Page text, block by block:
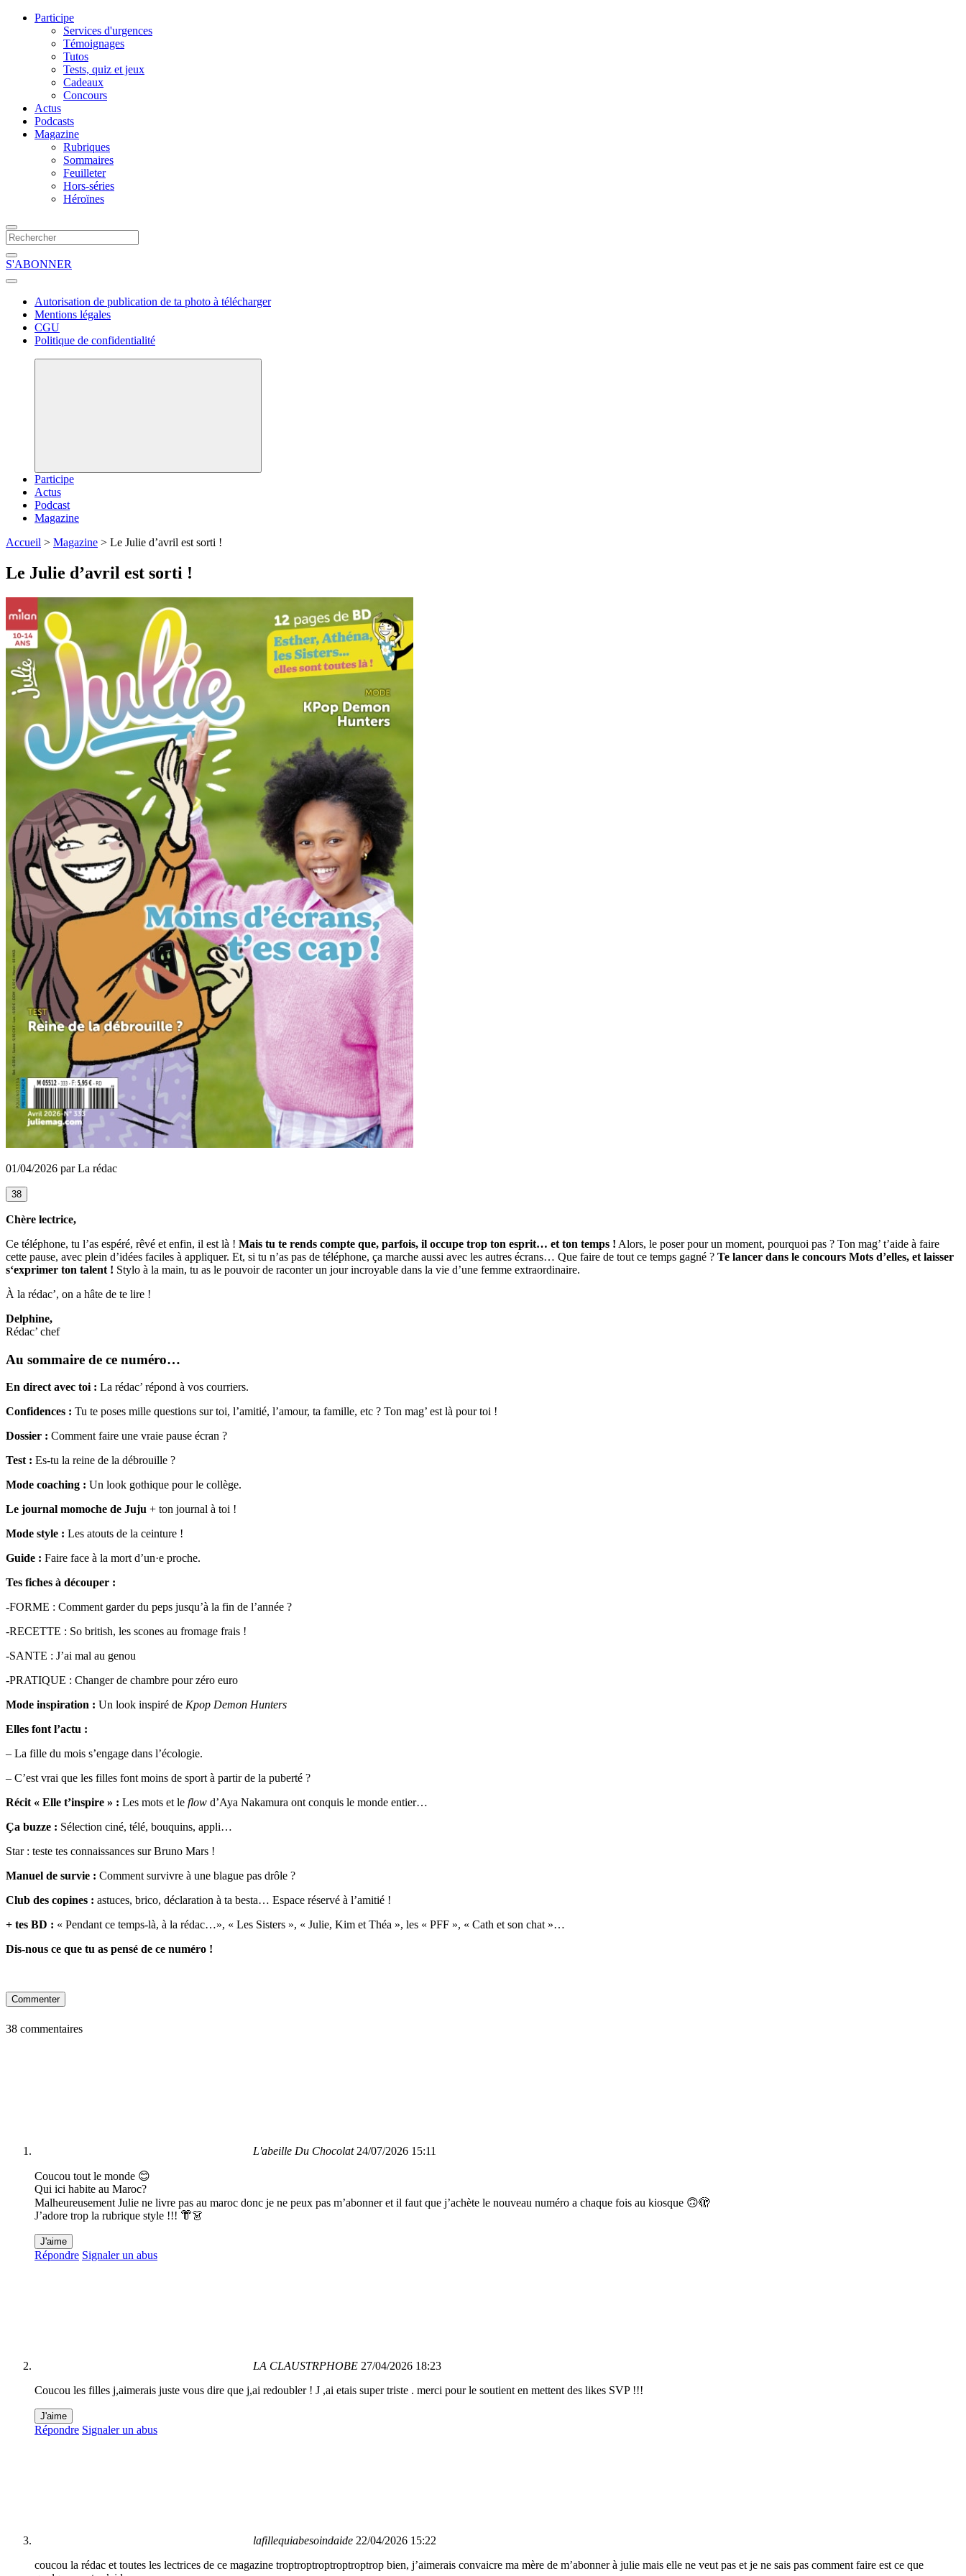
Participe
Services d'urgences
Témoignages
Tutos
Tests, quiz et jeux
Cadeaux
Concours
Actus
Podcasts
Magazine
Rubriques
Sommaires
Feuilleter
Hors-séries
Héroïnes
S'ABONNER
Autorisation de publication de ta photo à télécharger
Mentions légales
CGU
Politique de confidentialité
Participe
Actus
Podcast
Magazine
Accueil > Magazine > Le Julie d’avril est sorti !
Le Julie d’avril est sorti !
01/04/2026 par La rédac
38
Chère lectrice,
Ce téléphone, tu l’as espéré, rêvé et enfin, il est là ! Mais tu te rends compte que, parfois, il occupe trop ton esprit… et ton temps ! Alors, le poser pour un moment, pourquoi pas ? Ton mag’ t’aide à faire
cette pause, avec plein d’idées faciles à appliquer. Et, si tu n’as pas de téléphone, ça marche aussi avec les autres écrans… Que faire de tout ce temps gagné ? Te lancer dans le concours Mots d’elles, et laisser
s‘exprimer ton talent ! Stylo à la main, tu as le pouvoir de raconter un jour incroyable dans la vie d’une femme extraordinaire.
À la rédac’, on a hâte de te lire !
Delphine,
Rédac’ chef
Au sommaire de ce numéro…
En direct avec toi : La rédac’ répond à vos courriers.
Confidences : Tu te poses mille questions sur toi, l’amitié, l’amour, ta famille, etc ? Ton mag’ est là pour toi !
Dossier : Comment faire une vraie pause écran ?
Test : Es-tu la reine de la débrouille ?
Mode coaching : Un look gothique pour le collège.
Le journal momoche de Juju + ton journal à toi !
Mode style : Les atouts de la ceinture !
Guide : Faire face à la mort d’un·e proche.
Tes fiches à découper :
-FORME : Comment garder du peps jusqu’à la fin de l’année ?
-RECETTE : So british, les scones au fromage frais !
-SANTE : J’ai mal au genou
-PRATIQUE : Changer de chambre pour zéro euro
Mode inspiration : Un look inspiré de Kpop Demon Hunters
Elles font l’actu :
– La fille du mois s’engage dans l’écologie.
– C’est vrai que les filles font moins de sport à partir de la puberté ?
Récit « Elle t’inspire » : Les mots et le flow d’Aya Nakamura ont conquis le monde entier…
Ça buzze : Sélection ciné, télé, bouquins, appli…
Star : teste tes connaissances sur Bruno Mars !
Manuel de survie : Comment survivre à une blague pas drôle ?
Club des copines : astuces, brico, déclaration à ta besta… Espace réservé à l’amitié !
+ tes BD : « Pendant ce temps-là, à la rédac…», « Les Sisters », « Julie, Kim et Théa », les « PFF », « Cath et son chat »…
Dis-nous ce que tu as pensé de ce numéro !
Commenter
38 commentaires
L'abeille Du Chocolat 24/07/2026 15:11
Coucou tout le monde 😊
Qui ici habite au Maroc?
Malheureusement Julie ne livre pas au maroc donc je ne peux pas m’abonner et il faut que j’achète le nouveau numéro a chaque fois au kiosque 🙃🫣
J’adore trop la rubrique style !!! 👘👗
J'aime
Répondre Signaler un abus
LA CLAUSTRPHOBE 27/04/2026 18:23
Coucou les filles j,aimerais juste vous dire que j,ai redoubler ! J ,ai etais super triste . merci pour le soutient en mettent des likes SVP !!!
J'aime
Répondre Signaler un abus
lafillequiabesoindaide 22/04/2026 15:22
coucou la rédac et toutes les lectrices de ce magazine troptroptroptroptroptrop bien, j’aimerais convaicre ma mère de m’abonner à julie mais elle ne veut pas et je ne sais pas comment faire est ce que